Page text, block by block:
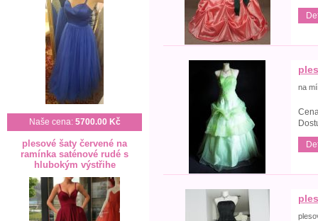
Naše cena: 5700.00 Kč
plesové šaty červené na
ramínka saténové rudé s
hlubokým výstřihe
na